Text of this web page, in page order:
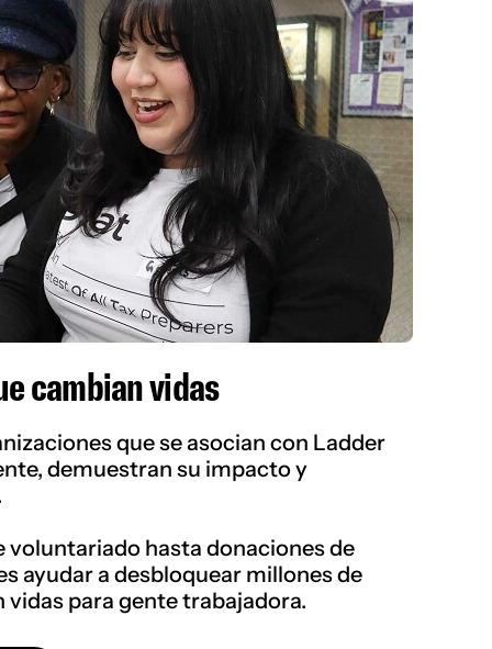
cambian vidas
que se asocian con Ladder
demuestran su impacto y
voluntariado hasta donaciones de
ayudar a desbloquear millones de
vidas para gente trabajadora.